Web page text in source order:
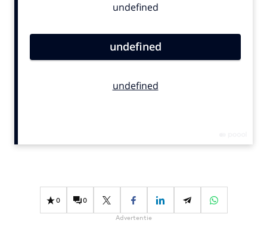
Contentmarketing
Effectiviteit
Gedragsverandering
0 0
Advertentie